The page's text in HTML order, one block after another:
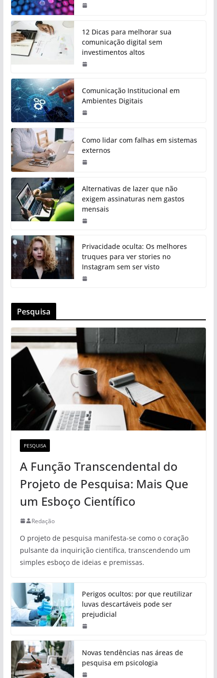
12 Dicas para melhorar sua
comunicação digital sem
investimentos altos
Comunicação Institucional em
Ambientes Digitais
Como lidar com falhas em sistemas
externos
Alternativas de lazer que não
exigem assinaturas nem gastos
mensais
Privacidade oculta: Os melhores
truques para ver stories no
Instagram sem ser visto
Pesquisa
PESQUISA
A Função Transcendental do
Projeto de Pesquisa: Mais Que
um Esboço Científico
Redação
O projeto de pesquisa manifesta-se como o coração
pulsante da inquirição científica, transcendendo um
simples esboço de ideias e premissas.
Perigos ocultos: por que reutilizar
luvas descartáveis pode ser
prejudicial
Novas tendências nas áreas de
pesquisa em psicologia